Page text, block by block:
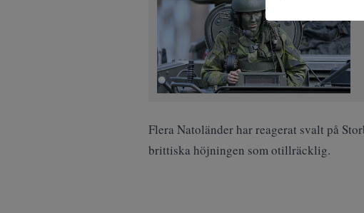
Flera Natoländer har reagerat svalt på
brittiska höjningen som otillräcklig.